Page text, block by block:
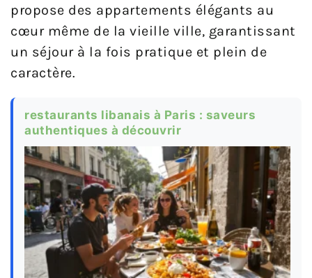
propose des appartements élégants au
cœur même de la vieille ville, garantissant
un séjour à la fois pratique et plein de
caractère.
restaurants libanais à Paris : saveurs
authentiques à découvrir